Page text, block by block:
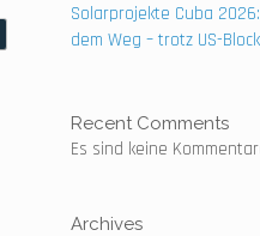
Solarprojekte Cuba
dem Weg – trotz US-
Recent Comments
Es sind keine
Archives